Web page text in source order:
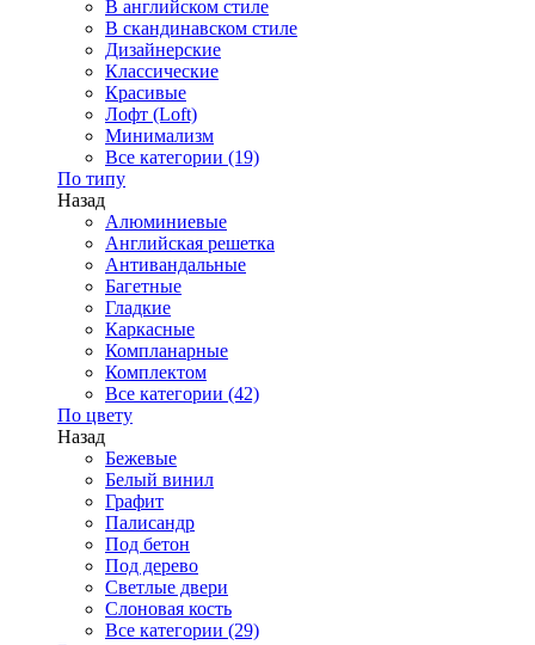
В английском стиле
В скандинавском стиле
Дизайнерские
Классические
Красивые
Лофт (Loft)
Минимализм
Все категории (19)
По типу
Назад
Алюминиевые
Английская решетка
Антивандальные
Багетные
Гладкие
Каркасные
Компланарные
Комплектом
Все категории (42)
По цвету
Назад
Бежевые
Белый винил
Графит
Палисандр
Под бетон
Под дерево
Светлые двери
Слоновая кость
Все категории (29)